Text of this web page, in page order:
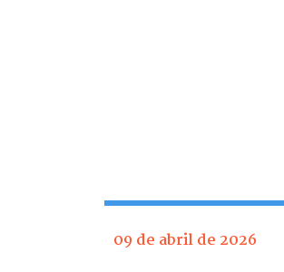
09 de abril de 2026